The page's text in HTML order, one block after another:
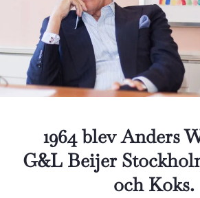
1964 blev Anders
G&L Beijer
och Koks.